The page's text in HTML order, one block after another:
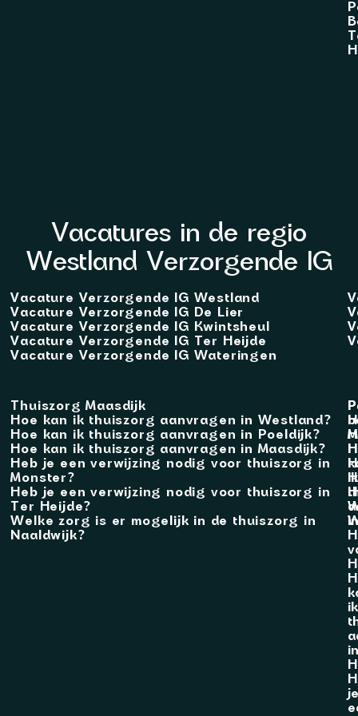
Vacatures in de regio
Westland Verzorgende IG
Vacature Verzorgende IG Westland
Vacature Verzorgende IG De Lier
Vacature Verzorgende IG Kwintsheul
Vacature Verzorgende IG Ter Heijde
Vacature Verzorgende IG Wateringen
Thuiszorg Maasdijk
Hoe kan ik thuiszorg aanvragen in Westland?
Hoe kan ik thuiszorg aanvragen in Poeldijk?
Hoe kan ik thuiszorg aanvragen in Maasdijk?
Heb je een verwijzing nodig voor thuiszorg in
Monster?
Heb je een verwijzing nodig voor thuiszorg in
Ter Heijde?
Welke zorg is er mogelijk in de thuiszorg in
Naaldwijk?